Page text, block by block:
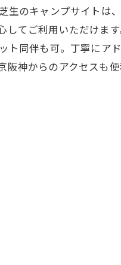
生のキャンプサイトは
してご利用いただけま
ト同伴も可。丁寧にア
阪神からのアクセスも